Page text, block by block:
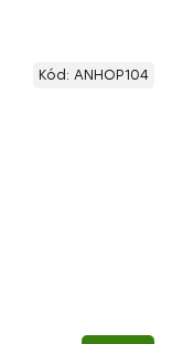
Kód: ANHOP104